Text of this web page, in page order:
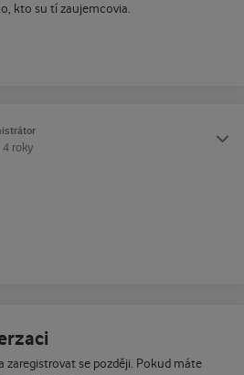
kto su tí zaujemcovia.
4 roky
zaregistrovat se později. Pokud máte